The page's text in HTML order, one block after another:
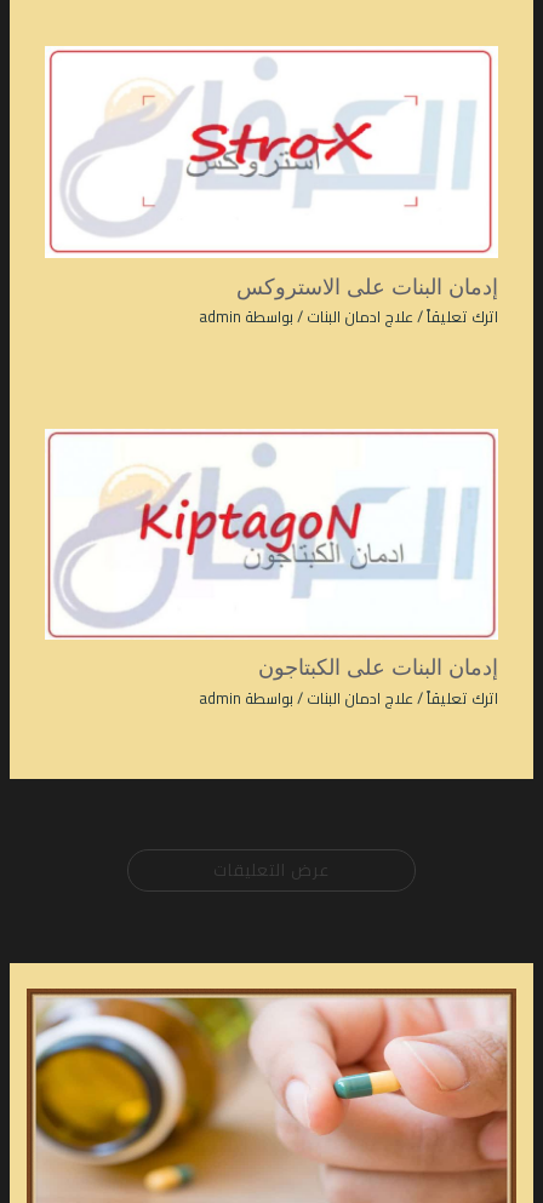
إدمان البنات على الاستروكس
اترك تعليقاً/علاج ادمان البنات/ بواسطة admin
إدمان البنات على الكبتاجون
اترك تعليقاً/علاج ادمان البنات/ بواسطة admin
عرض التعليقات